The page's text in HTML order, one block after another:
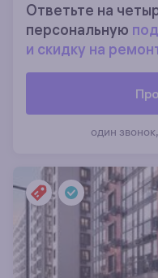
Ответьте на
персональную
и скидку на
один